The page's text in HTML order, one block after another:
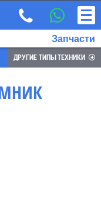
Запчасти
ДРУГИЕ ТИПЫ ТЕХНИКИ